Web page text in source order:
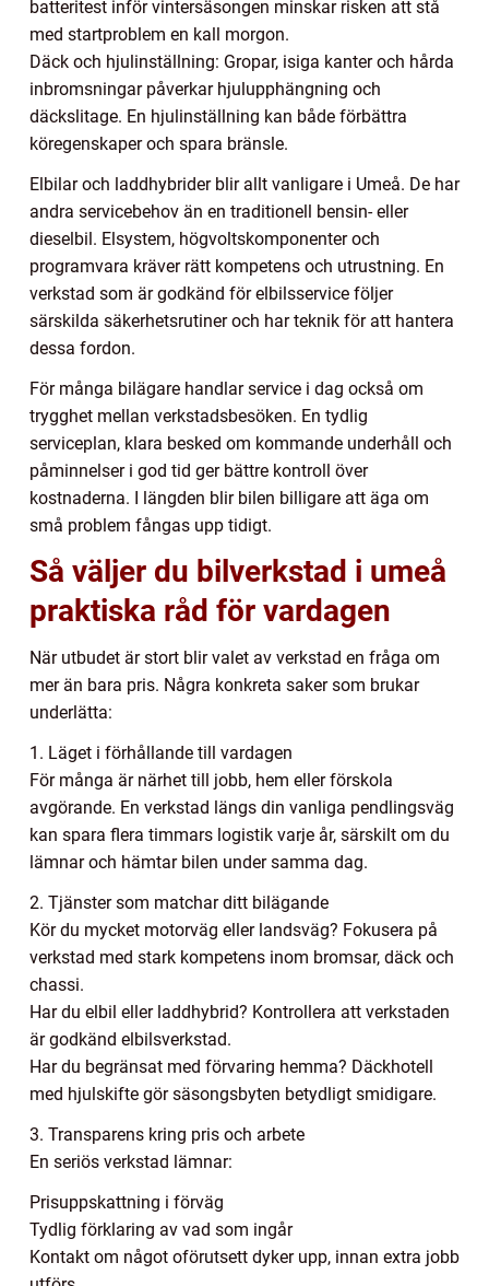
batteritest inför vintersäsongen minskar risken att stå
med startproblem en kall morgon.
Däck och hjulinställning: Gropar, isiga kanter och hårda
inbromsningar påverkar hjulupphängning och
däckslitage. En hjulinställning kan både förbättra
köregenskaper och spara bränsle.
Elbilar och laddhybrider blir allt vanligare i Umeå. De har
andra servicebehov än en traditionell bensin- eller
dieselbil. Elsystem, högvoltskomponenter och
programvara kräver rätt kompetens och utrustning. En
verkstad som är godkänd för elbilsservice följer
särskilda säkerhetsrutiner och har teknik för att hantera
dessa fordon.
För många bilägare handlar service i dag också om
trygghet mellan verkstadsbesöken. En tydlig
serviceplan, klara besked om kommande underhåll och
påminnelser i god tid ger bättre kontroll över
kostnaderna. I längden blir bilen billigare att äga om
små problem fångas upp tidigt.
Så väljer du bilverkstad i umeå
praktiska råd för vardagen
När utbudet är stort blir valet av verkstad en fråga om
mer än bara pris. Några konkreta saker som brukar
underlätta:
1. Läget i förhållande till vardagen
För många är närhet till jobb, hem eller förskola
avgörande. En verkstad längs din vanliga pendlingsväg
kan spara flera timmars logistik varje år, särskilt om du
lämnar och hämtar bilen under samma dag.
2. Tjänster som matchar ditt bilägande
Kör du mycket motorväg eller landsväg? Fokusera på
verkstad med stark kompetens inom bromsar, däck och
chassi.
Har du elbil eller laddhybrid? Kontrollera att verkstaden
är godkänd elbilsverkstad.
Har du begränsat med förvaring hemma? Däckhotell
med hjulskifte gör säsongsbyten betydligt smidigare.
3. Transparens kring pris och arbete
En seriös verkstad lämnar:
Prisuppskattning i förväg
Tydlig förklaring av vad som ingår
Kontakt om något oförutsett dyker upp, innan extra jobb